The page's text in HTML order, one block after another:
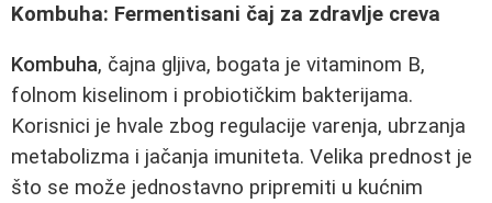
Kombuha: Fermentisani čaj za zdravlje creva
Kombuha, čajna gljiva, bogata je vitaminom B,
folnom kiselinom i probiotičkim bakterijama.
Korisnici je hvale zbog regulacije varenja, ubrzanja
metabolizma i jačanja imuniteta. Velika prednost je
što se može jednostavno pripremiti u kućnim